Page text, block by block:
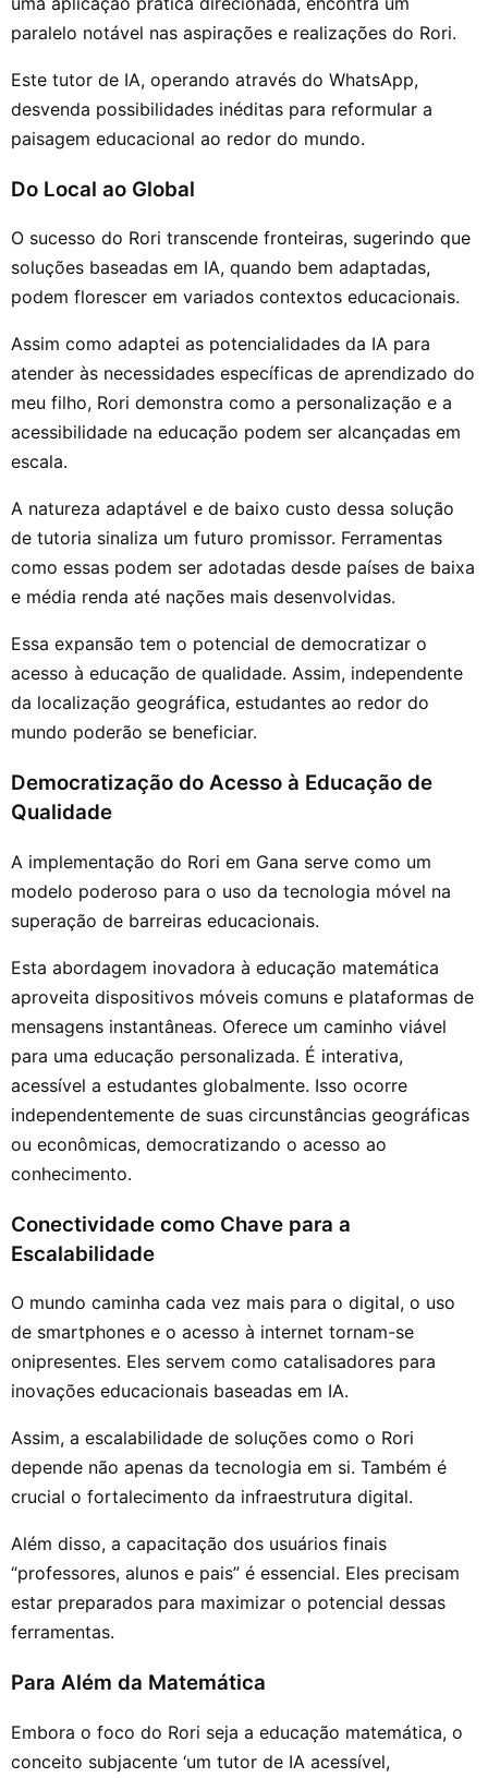
paralelo notável nas aspirações e realizações do Rori.
Este tutor de IA, operando através do WhatsApp,
desvenda possibilidades inéditas para reformular a
paisagem educacional ao redor do mundo.
Do Local ao Global
O sucesso do Rori transcende fronteiras, sugerindo que
soluções baseadas em IA, quando bem adaptadas,
podem florescer em variados contextos educacionais.
Assim como adaptei as potencialidades da IA para
atender às necessidades específicas de aprendizado do
meu filho, Rori demonstra como a personalização e a
acessibilidade na educação podem ser alcançadas em
escala.
A natureza adaptável e de baixo custo dessa solução
de tutoria sinaliza um futuro promissor. Ferramentas
como essas podem ser adotadas desde países de baixa
e média renda até nações mais desenvolvidas.
Essa expansão tem o potencial de democratizar o
acesso à educação de qualidade. Assim, independente
da localização geográfica, estudantes ao redor do
mundo poderão se beneficiar.
Democratização do Acesso à Educação de
Qualidade
A implementação do Rori em Gana serve como um
modelo poderoso para o uso da tecnologia móvel na
superação de barreiras educacionais.
Esta abordagem inovadora à educação matemática
aproveita dispositivos móveis comuns e plataformas de
mensagens instantâneas. Oferece um caminho viável
para uma educação personalizada. É interativa,
acessível a estudantes globalmente. Isso ocorre
independentemente de suas circunstâncias geográficas
ou econômicas, democratizando o acesso ao
conhecimento.
Conectividade como Chave para a
Escalabilidade
O mundo caminha cada vez mais para o digital, o uso
de smartphones e o acesso à internet tornam-se
onipresentes. Eles servem como catalisadores para
inovações educacionais baseadas em IA.
Assim, a escalabilidade de soluções como o Rori
depende não apenas da tecnologia em si. Também é
crucial o fortalecimento da infraestrutura digital.
Além disso, a capacitação dos usuários finais
“professores, alunos e pais” é essencial. Eles precisam
estar preparados para maximizar o potencial dessas
ferramentas.
Para Além da Matemática
Embora o foco do Rori seja a educação matemática, o
conceito subjacente ‘um tutor de IA acessível,